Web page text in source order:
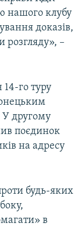
нашого клубу
доказів,
–
14-го туру
другому
поєдинок
на адресу
будь-яких
в